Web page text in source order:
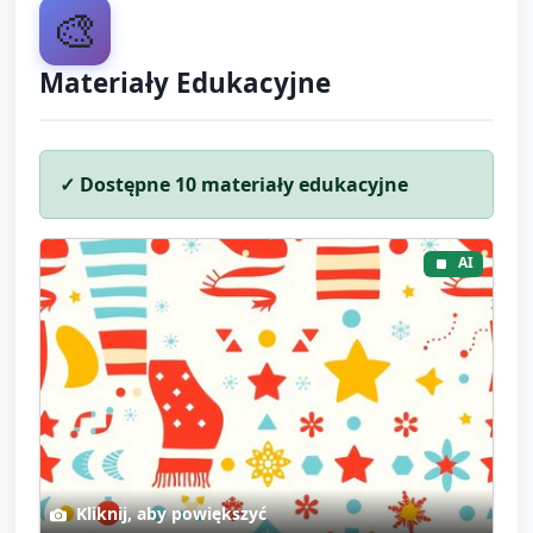
🎨
Materiały Edukacyjne
✓ Dostępne 10 materiały edukacyjne
AI
Kliknij, aby powiększyć